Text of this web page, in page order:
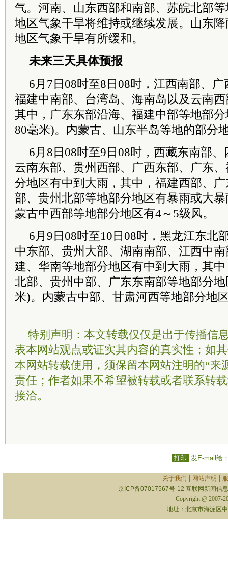
气。河南、山东西部和南部、苏皖北部
地区气象干旱将维持或继续发展。山东
地区气象干旱有所缓和。
未来三天具体预报
6月7日08时至8日08时，江西南部、
福建中南部、 台湾岛、海南岛以及云南
其中，广东东部沿海、福建中部等地部
80毫米)。内蒙古、山东半岛等地的部分
6月8日08时至9日08时，西藏东南部
云南东部、贵州西部、广西东部、广东
分地区有中到大雨，其中，福建西部、
部、贵州北部等地部分地区有暴雨或大
蒙古中西部等地部分地区有4～5级风。
6月9日08时至10日08时，黑龙江东北
中东部、贵州大部、湖南南部、江西中
建、华南等地部分地区有中到大雨，其
北部、贵州中部、广东东南部等地部分
米)。内蒙古中部、甘肃河西等地部分地
特别声明：本文转载仅仅是出于传播信
表本网站观点或证实其内容的真实性；如
本网站转载使用，须保留本网站注明的“来
责任；作者如果不希望被转载或者联系转
接洽。
打印 发E-mail给
关于我们 网站声明
京ICP备07017567号-12 互联网新闻信
Copyright @ 2007-
地址：北京市海淀区